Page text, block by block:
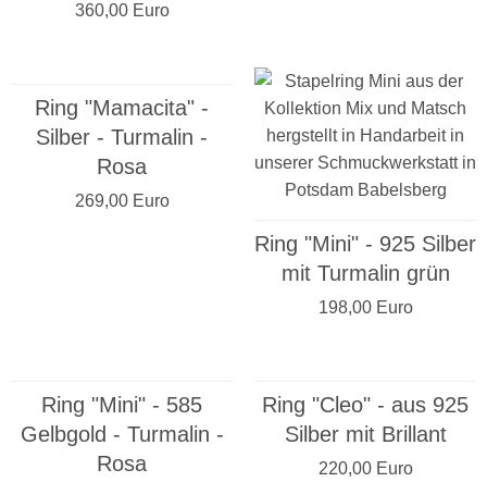
360,00 Euro
Ring "Mamacita" -
Silber - Turmalin -
Rosa
269,00 Euro
Ring "Mini" - 925 Silber
mit Turmalin grün
198,00 Euro
Ring "Mini" - 585
Gelbgold - Turmalin -
Rosa
Ring "Cleo" - aus 925
Silber mit Brillant
220,00 Euro